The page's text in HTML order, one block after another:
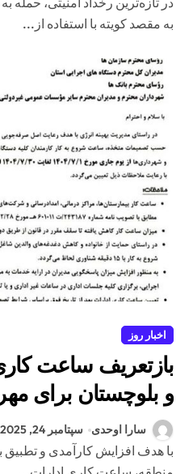
به مقصد کویته با استفاده از...
اخبار روز
بازتعریف ساعت
و بلوچستان برای مهر ۱۴۰۴
سارا اوحدی سپتامبر 24, 2025
با هدف افزایش کارآمدی و تطبیق با شرایط اقلیمی و فرهنگی